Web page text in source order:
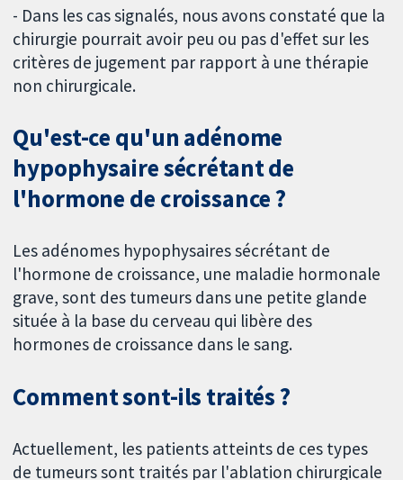
- Dans les cas signalés, nous avons constaté que la
chirurgie pourrait avoir peu ou pas d'effet sur les
critères de jugement par rapport à une thérapie
non chirurgicale.
Qu'est-ce qu'un adénome
hypophysaire sécrétant de
l'hormone de croissance ?
Les adénomes hypophysaires sécrétant de
l'hormone de croissance, une maladie hormonale
grave, sont des tumeurs dans une petite glande
située à la base du cerveau qui libère des
hormones de croissance dans le sang.
Comment sont-ils traités ?
Actuellement, les patients atteints de ces types
de tumeurs sont traités par l'ablation chirurgicale